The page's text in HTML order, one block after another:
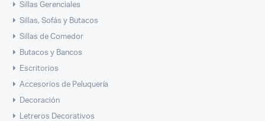
Sillas Gerenciales
Sillas, Sofás y Butacos
Sillas de Comedor
Butacos y Bancos
Escritorios
Accesorios de Peluquería
Decoración
Letreros Decorativos